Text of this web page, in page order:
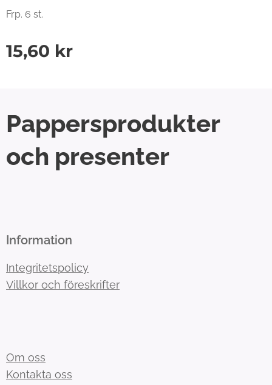
Frp. 6 st.
15,60 kr
Pappersprodukter
och presenter
Information
Integritetspolicy
Villkor och föreskrifter
Om oss
Kontakta oss